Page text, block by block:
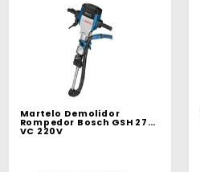
Martelo Demolidor
Rompedor Bosch GSH 27
VC 220V